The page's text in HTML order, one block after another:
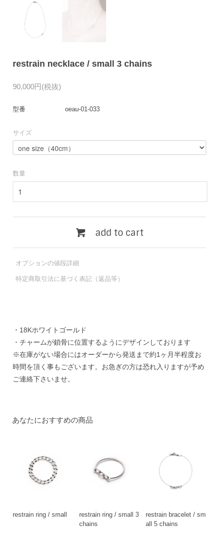
restrain necklace / small 3 chains
90,000円(税抜)
型番 oeau-01-033
サイズ
数量
add to cart
オプションの値段詳細
特定商取引法に基づく表記（返品等）
・18Kホワイトゴールド
・チャームが鎖骨に位置するようにデザインしております
※在庫がない場合にはオーダーから発送まで約1ヶ月半程度お
時間を頂く事もございます。お急ぎの方は恐れ入りますが予め
ご連絡下さいませ。
あなたにおすすめの商品
restrain ring / small
restrain ring / small 3
chains
restrain bracelet / sm
all 5 chains